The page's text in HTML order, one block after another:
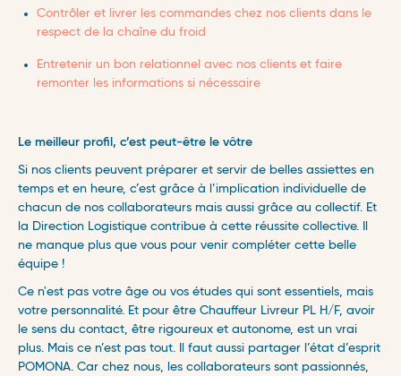
Contrôler et livrer les commandes chez nos clients dans le
respect de la chaîne du froid
Entretenir un bon relationnel avec nos clients et faire
remonter les informations si nécessaire
Le meilleur profil, c’est peut-être le vôtre
Si nos clients peuvent préparer et servir de belles assiettes en
temps et en heure, c’est grâce à l’implication individuelle de
chacun de nos collaborateurs mais aussi grâce au collectif. Et
la Direction Logistique contribue à cette réussite collective. Il
ne manque plus que vous pour venir compléter cette belle
équipe !
Ce n'est pas votre âge ou vos études qui sont essentiels, mais
votre personnalité. Et pour être Chauffeur Livreur PL H/F, avoir
le sens du contact, être rigoureux et autonome, est un vrai
plus. Mais ce n’est pas tout. Il faut aussi partager l’état d’esprit
POMONA. Car chez nous, les collaborateurs sont passionnés,